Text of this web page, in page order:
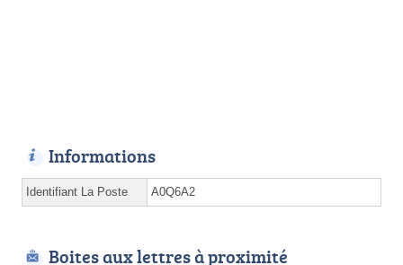
Informations
Identifiant La Poste A0Q6A2
Boites aux lettres à proximité